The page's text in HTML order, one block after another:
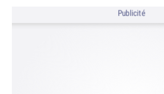
Publicité